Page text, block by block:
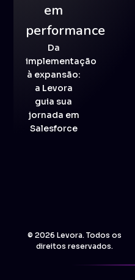
em
performance
Da
implementação
à expansão:
a Levora
guia sua
jornada em
Salesforce
© 2026 Levora. Todos os
direitos reservados.